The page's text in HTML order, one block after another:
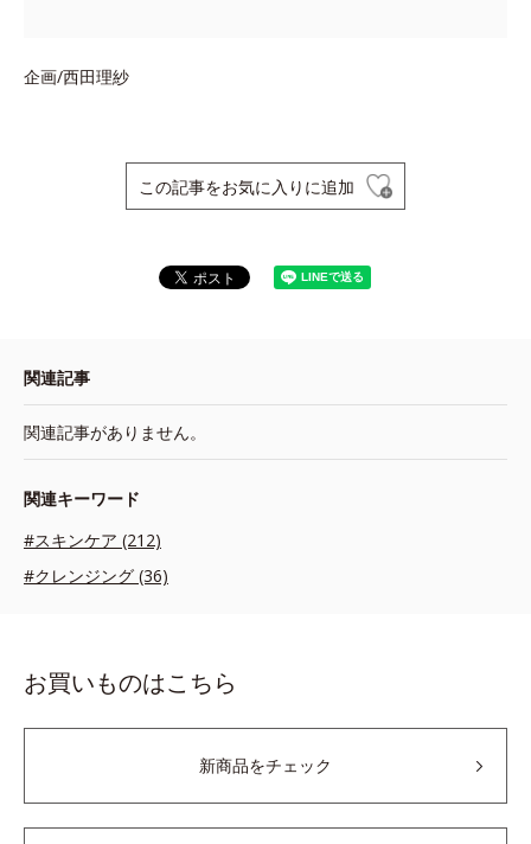
企画/西田理紗
この記事をお気に入りに追加
関連記事
関連記事がありません。
関連キーワード
#スキンケア (212)
#クレンジング (36)
お買いものはこちら
新商品をチェック